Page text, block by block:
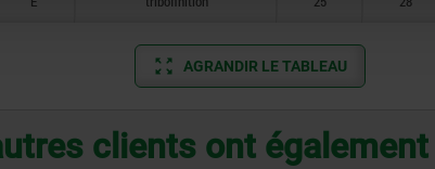
AGRANDIR LE TABLEAU
clients ont